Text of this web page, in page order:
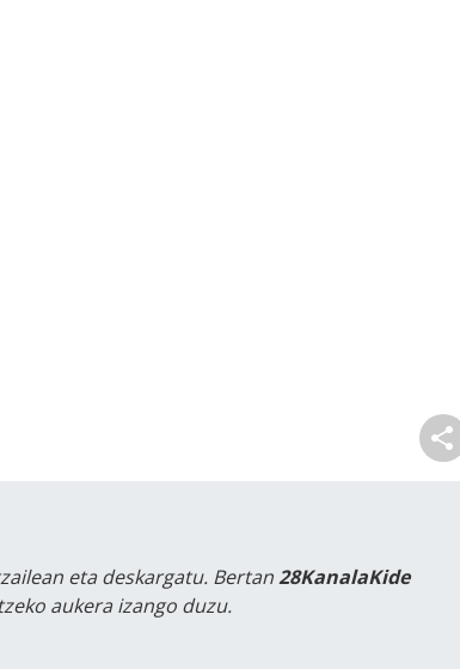
eta deskargatu. Bertan28KanalaKide
aukera izango duzu.